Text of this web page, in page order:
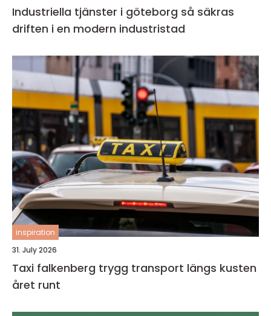
Industriella tjänster i göteborg så säkras
driften i en modern industristad
inspiration
31. July 2026
Taxi falkenberg trygg transport längs kusten
året runt